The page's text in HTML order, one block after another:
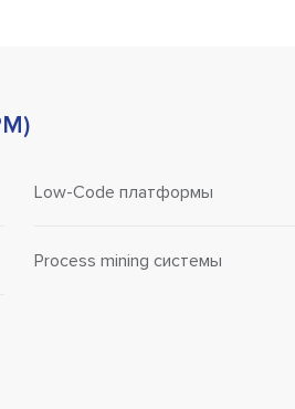
Low-Code платформы
Process mining системы